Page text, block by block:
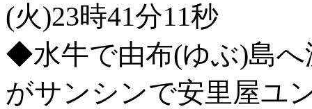
(火)23時41分11秒
◆水牛で由布(ゆぶ)島へ
がサンシンで安里屋ユ